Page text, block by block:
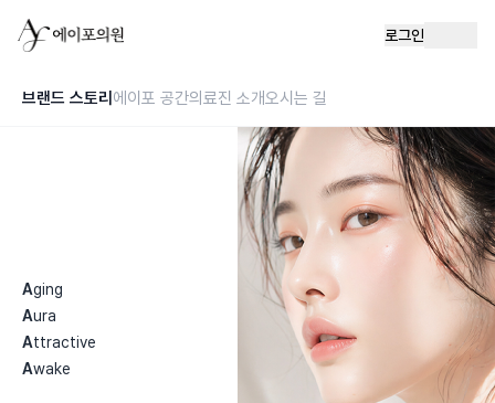
로그인
브랜드 스토리 에이포 공간의료진 소개오시는 길
Aging
Aura
Attractive
Awake